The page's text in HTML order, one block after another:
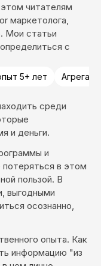
читателям
маркетолога,
Мои статьи
с
5+ лет
среди
и деньги.
и
в этом
пользой. В
выгодными
осознанно,
опыта. Как
информацию "из